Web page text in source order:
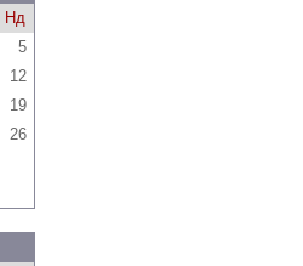
Нд
5
12
19
26